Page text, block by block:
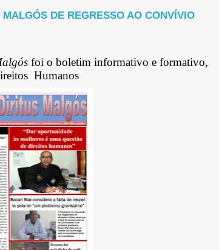
DE REGRESSO AO CONVÍVIO
foi o boletim informativo e formativo,
Humanos